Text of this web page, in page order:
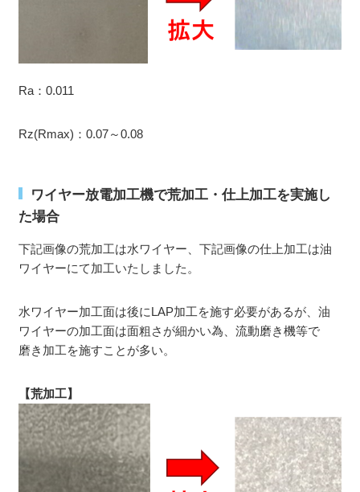
Ra：0.011
Rz(Rmax)：0.07～0.08
ワイヤー放電加工機で荒加工・仕上加工を実施し
た場合
下記画像の荒加工は水ワイヤー、下記画像の仕上加工は油
ワイヤーにて加工いたしました。
水ワイヤー加工面は後にLAP加工を施す必要があるが、油
ワイヤーの加工面は面粗さが細かい為、流動磨き機等で
磨き加工を施すことが多い。
【荒加工】